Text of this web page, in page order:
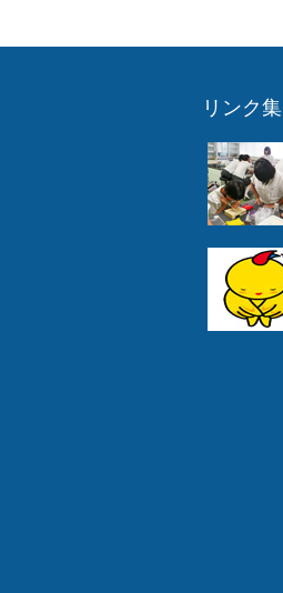
リンク集